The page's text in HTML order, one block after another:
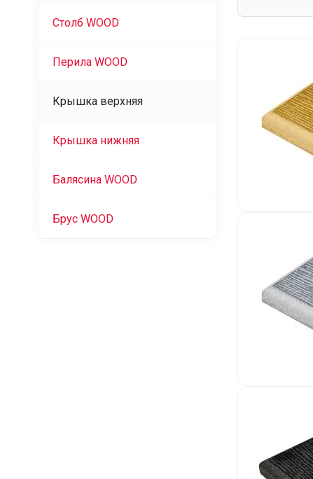
Столб WOOD
Перила WOOD
Крышка верхняя
Крышка нижняя
Балясина WOOD
Брус WOOD